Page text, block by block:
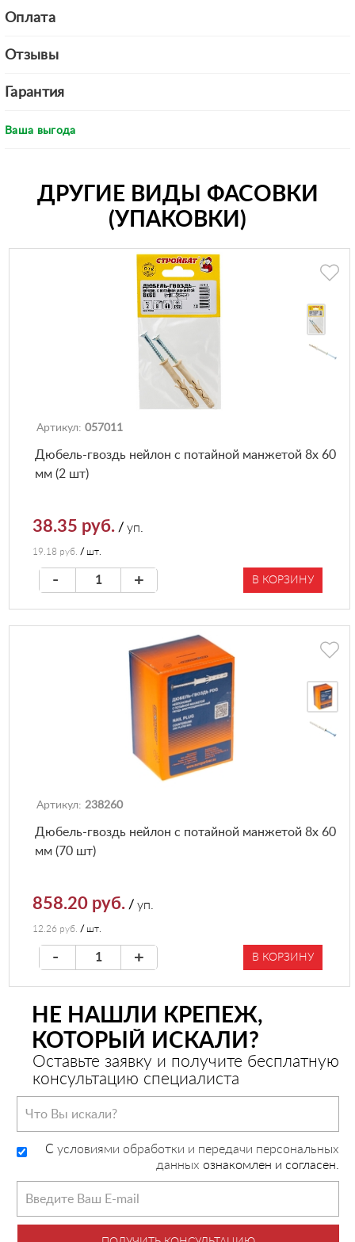
Оплата
Отзывы
Гарантия
Ваша выгода
ДРУГИЕ ВИДЫ ФАСОВКИ
(УПАКОВКИ)
Артикул: 057011
Дюбель-гвоздь нейлон с потайной манжетой 8х 60
мм (2 шт)
38.35 руб. /уп.
19.18 руб. / шт.
- + В КОРЗИНУ
Артикул: 238260
Дюбель-гвоздь нейлон с потайной манжетой 8х 60
мм (70 шт)
858.20 руб. /уп.
12.26 руб. / шт.
- + В КОРЗИНУ
НЕ НАШЛИ КРЕПЕЖ,
КОТОРЫЙ ИСКАЛИ?
Оставьте заявку и получите бесплатную
консультацию специалиста
C условиями обработки и передачи персональных
данных ознакомлен и согласен.